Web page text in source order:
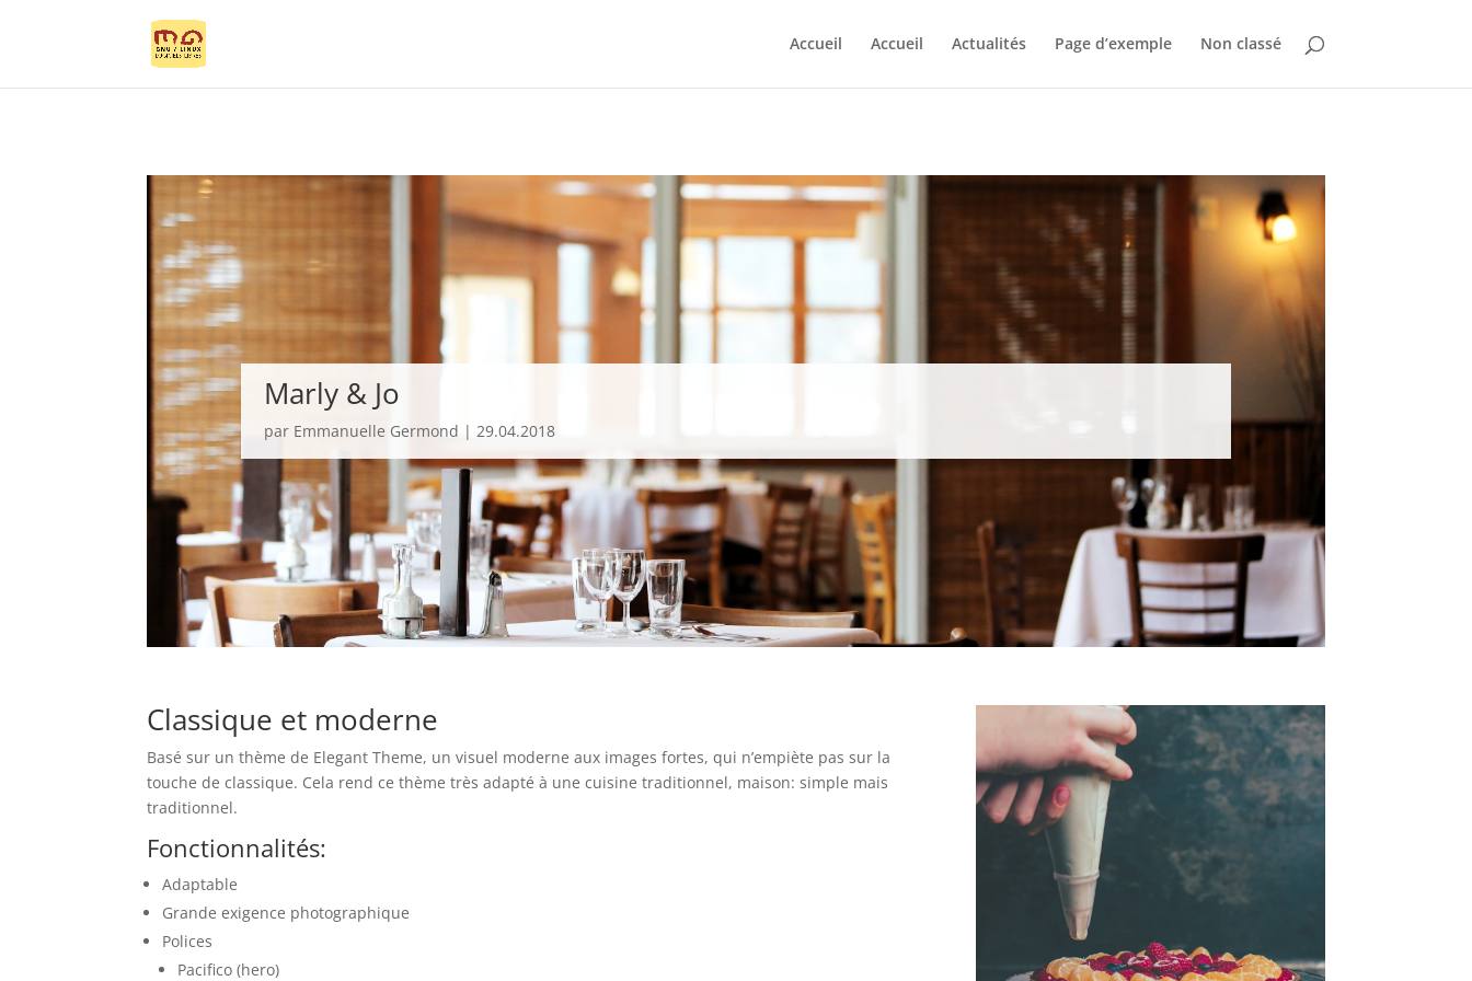
Accueil Accueil Actualités Page d’exemple Non classé
Marly & Jo
par Emmanuelle Germond | 29.04.2018
Classique et moderne
Basé sur un thème de Elegant Theme, un visuel moderne aux images fortes, qui n’empiète pas sur la
touche de classique. Cela rend ce thème très adapté à une cuisine traditionnel, maison: simple mais
traditionnel.
Fonctionnalités:
Adaptable
Grande exigence photographique
Polices
Pacifico (hero)